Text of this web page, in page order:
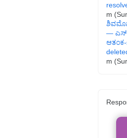
m
—
ಆತಂಕ-
m